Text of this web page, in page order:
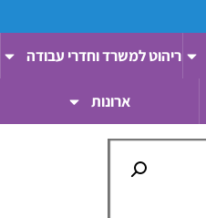
ריהוט למשרד וחדרי עבודה
ארונות